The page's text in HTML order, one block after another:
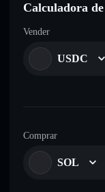
Calculadora
Vender
USDC
Comprar
SOL